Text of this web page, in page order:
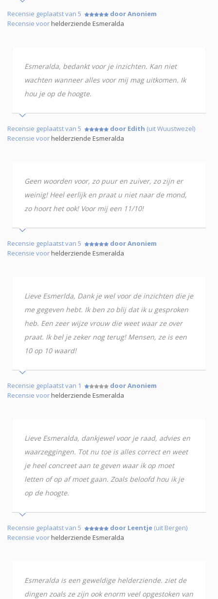
Recensie geplaatst van 5
door Anoniem
Recensie voorhelderziende Esmeralda
Esmeralda, bedankt voor je inzichten. Kan niet
wachten wanneer alles voor mij mag uitkomen. Ik
hou je op de hoogte.
Recensie geplaatst van 5 door Edith (uit Wuustwezel)
Recensie voorhelderziende Esmeralda
Geen woorden voor, zo puur en zuiver, zo zijn er
weinig! Heel eerlijk en praat u niet naar de mond,
zo hoort het ook! Voor mij een 11/10!
Recensie geplaatst van 5
door Anoniem
Recensie voorhelderziende Esmeralda
Lieve Esmerlda, Dank je wel voor de inzichten die je
me gegeven hebt. Ik ben zo blij dat ik u gesproken
heb. Een zeer wijze vrouw die weet waar ze over
praat. Ik bel je zeker nog terug! Mensen, ze is een
10 op 10 waard!
Recensie geplaatst van 1
door Anoniem
Recensie voorhelderziende Esmeralda
Lieve Esmeralda, dankjewel voor je raad, advies en
waarzeggingen. Tot nu toe is alles correct en weet
je heel concreet aan te geven waar ik op moet
letten of op af moet gaan. Zoals beloofd hou ik je
op de hoogte.
Recensie geplaatst van 5 door Leentje (uit Bergen)
Recensie voorhelderziende Esmeralda
Esmeralda is een geweldige helderziende. ziet de
dingen zoals ze zijn ook enorm veel opgestoken van